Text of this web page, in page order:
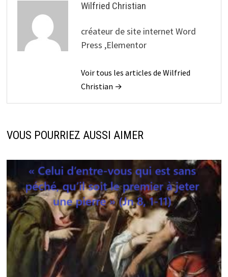
Wilfried Christian
créateur de site internet Word
Press ,Elementor
Voir tous les articles de Wilfried
Christian →
VOUS POURRIEZ AUSSI AIMER